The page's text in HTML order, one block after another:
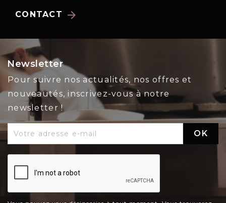
CONTACT arrow_forward
Newsletter
Pour suivre nos actualités, nos offres et
nouveautés, inscrivez-vous à notre
newsletter !